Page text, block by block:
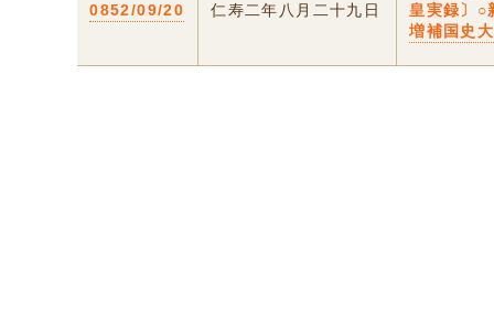
0852/09/20 仁寿二年八月二十九日
皇実録〕○
増補国史